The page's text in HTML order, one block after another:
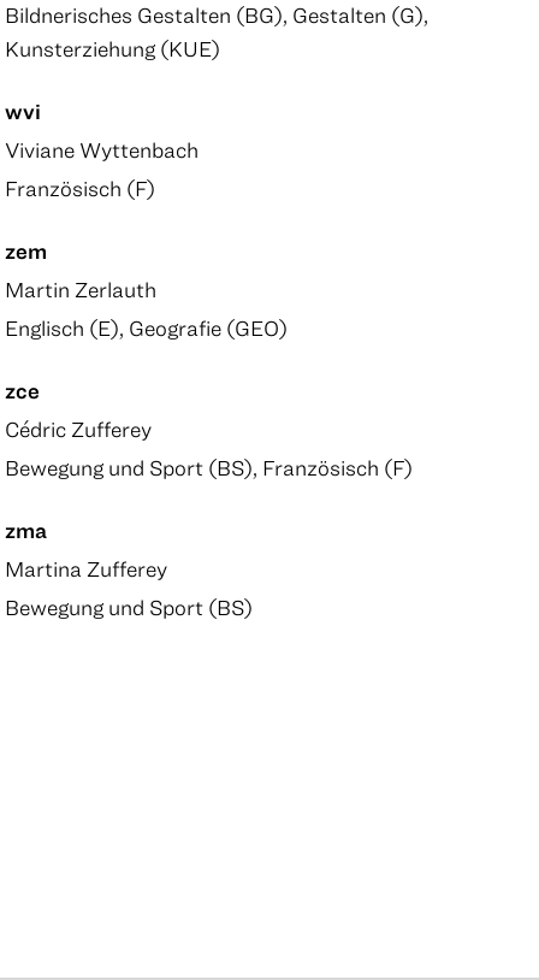
Bildnerisches Gestalten (BG), Gestalten (G),
Kunsterziehung (KUE)
wvi
Viviane Wyttenbach
Französisch (F)
zem
Martin Zerlauth
Englisch (E), Geografie (GEO)
zce
Cédric Zufferey
Bewegung und Sport (BS), Französisch (F)
zma
Martina Zufferey
Bewegung und Sport (BS)